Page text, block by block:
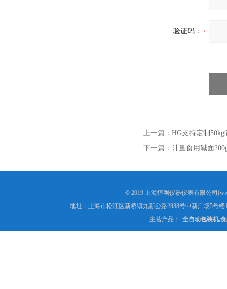
验证码：
上一篇： HG支持定制
下一篇： 计量食用碱面
© 2019 上海恒刚仪器仪表有限公司
地址：上海市松江区新桥镇九新公路2888号申新广场5号楼
主营产品：
全自动包装机,